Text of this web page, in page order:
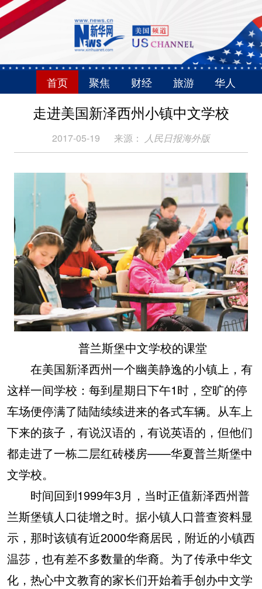
首页 聚焦 财经 旅游 华人
走进美国新泽西州小镇中文学校
2017-05-19 来源： 人民日报海外版
普兰斯堡中文学校的课堂
在美国新泽西州一个幽美静逸的小镇上，有
这样一间学校：每到星期日下午1时，空旷的停
车场便停满了陆陆续续进来的各式车辆。从车上
下来的孩子，有说汉语的，有说英语的，但他们
都走进了一栋二层红砖楼房——华夏普兰斯堡中
文学校。
时间回到1999年3月，当时正值新泽西州普
兰斯堡镇人口徒增之时。据小镇人口普查资料显
示，那时该镇有近2000华裔居民，附近的小镇西
温莎，也有差不多数量的华裔。为了传承中华文
化，热心中文教育的家长们开始着手创办中文学